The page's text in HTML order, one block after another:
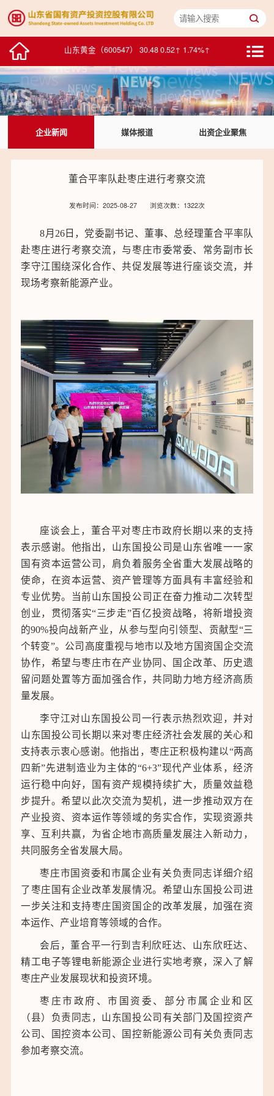
山东黄金（600547） 30.48 0.52↑ 1.74%↑
中泰证券（600918） 5.56 -0.02↓ -0.36%↓
浪潮数字企业（00596） 2.275 -0.005↓ -0.22%↓
华特达因（000915） 25.82 0.45↑ 1.77%↑
浪潮软件（600756） 15.56 -0.29↓ -1.83%↓
积成电子（002339） 7.22 -0.08↓ -1.10%↓
中通客车（000957） 10.20 0.00↑ 0.00%↑
企业新闻 媒体报道 出资企业聚焦
董合平率队赴枣庄进行考察交流
发布时间：2025-08-27 浏览次数：1322次
8月26日，党委副书记、董事、总经理董合平率队
赴枣庄进行考察交流，与枣庄市委常委、常务副市长
李守江围绕深化合作、共促发展等进行座谈交流，并
现场考察新能源产业。
座谈会上，董合平对枣庄市政府长期以来的支持
表示感谢。他指出，山东国投公司是山东省唯一一家
国有资本运营公司，肩负着服务全省重大发展战略的
使命，在资本运营、资产管理等方面具有丰富经验和
专业优势。当前山东国投公司正在奋力推动二次转型
创业，贯彻落实“三步走”百亿投资战略，将新增投资
的90%投向战新产业，从参与型向引领型、贡献型“三
个转变”。公司高度重视与地市以及地方国资国企交流
协作，希望与枣庄市在产业协同、国企改革、历史遗
留问题处置等方面加强合作，共同助力地方经济高质
量发展。
李守江对山东国投公司一行表示热烈欢迎，并对
山东国投公司长期以来对枣庄经济社会发展的关心和
支持表示衷心感谢。他指出，枣庄正积极构建以“两高
四新”先进制造业为主体的“6+3”现代产业体系，经济
运行稳中向好，国有资产规模持续扩大，质量效益稳
步提升。希望以此次交流为契机，进一步推动双方在
产业投资、资本运作等领域的务实合作，实现资源共
享、互利共赢，为省企地市高质量发展注入新动力，
共同服务全省发展大局。
枣庄市国资委和市属企业有关负责同志详细介绍
了枣庄国有企业改革发展情况。希望山东国投公司进
一步关注和支持枣庄国资国企的改革发展，加强在资
本运作、产业培育等领域的合作。
会后，董合平一行到吉利欣旺达、山东欣旺达、
精工电子等锂电新能源企业进行实地考察，深入了解
枣庄产业发展现状和投资环境。
枣庄市政府、市国资委、部分市属企业和区
（县）负责同志，山东国投公司有关部门及国控资产
公司、国控资本公司、国控新能源公司有关负责同志
参加考察交流。